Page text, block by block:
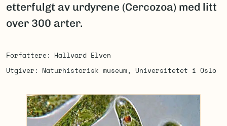
etterfulgt av urdyrene (Cercozoa) med litt
over 300 arter.
Forfattere
Hallvard Elven
Utgiver
Naturhistorisk museum, Universitetet i Oslo